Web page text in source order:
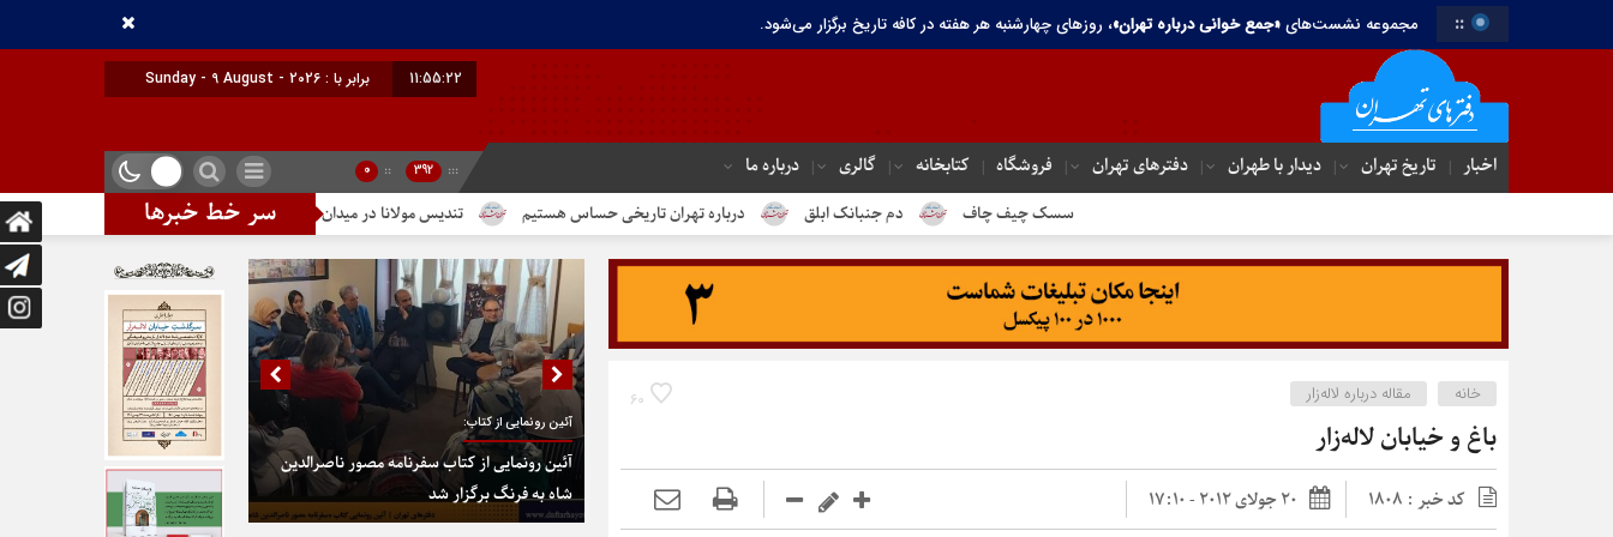
:: مجموعه نشست‌های«جمع خوانی درباره تهران»، روزهای چهارشنبه هر هفته در کافه تاریخ برگزار می‌شود.
11:55:23 برابر با : Sunday - 9 August - 2026
اخبار تاریخ تهران دیدار با طهران دفترهای تهران‌ فروشگاه کتابخانه گالری درباره ما :::
392
::
0
سر خط خبرها دم جنبانک ابلق درباره تهران تاریخی حساس هستیم تندیس مولانا در میدان خیام در پایتخت گزینیِ تهران دومین شماره از ماهنامه
60 خانه مقاله درباره لاله‌زار
باغ‌ و ‌خیابان ‌لاله‌زار
کد خبر : 1808 20 جولای 2012 - 17:10
آئین رونمایی از کتاب:
آئین رونمایی از کتاب سفرنامه مصور ناصرالدین
شاه به فرنگ برگزار شد